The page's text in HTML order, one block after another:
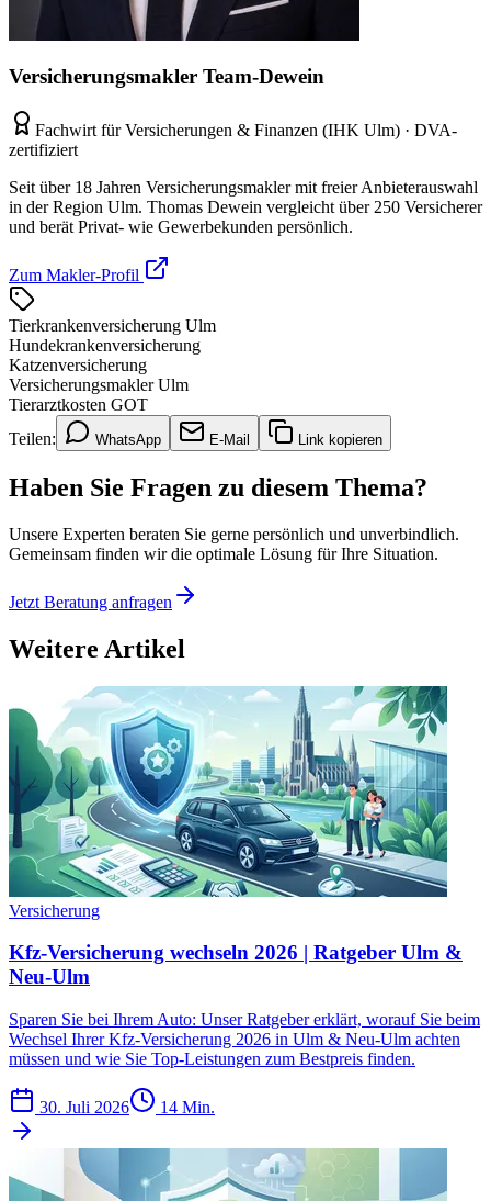
Versicherungsmakler Team-Dewein
Fachwirt für Versicherungen & Finanzen (IHK Ulm) · DVA-
zertifiziert
Seit über 18 Jahren Versicherungsmakler mit freier Anbieterauswahl
in der Region Ulm. Thomas Dewein vergleicht über 250 Versicherer
und berät Privat- wie Gewerbekunden persönlich.
Zum Makler-Profil
Tierkrankenversicherung Ulm
Hundekrankenversicherung
Katzenversicherung
Versicherungsmakler Ulm
Tierarztkosten GOT
Teilen:
WhatsApp E-Mail Link kopieren
Haben Sie Fragen zu diesem Thema?
Unsere Experten beraten Sie gerne persönlich und unverbindlich.
Gemeinsam finden wir die optimale Lösung für Ihre Situation.
Jetzt Beratung anfragen
Weitere Artikel
Versicherung
Kfz-Versicherung wechseln 2026 | Ratgeber Ulm &
Neu-Ulm
Sparen Sie bei Ihrem Auto: Unser Ratgeber erklärt, worauf Sie beim
Wechsel Ihrer Kfz-Versicherung 2026 in Ulm & Neu-Ulm achten
müssen und wie Sie Top-Leistungen zum Bestpreis finden.
30. Juli 2026 14 Min.